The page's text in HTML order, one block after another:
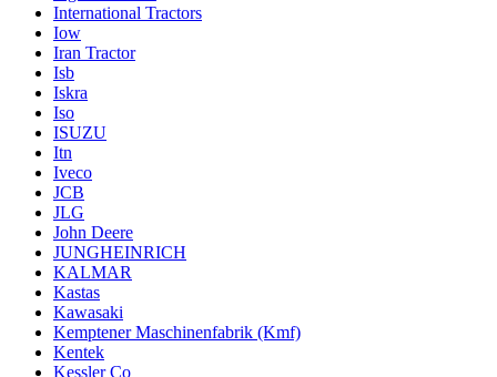
International Tractors
Iow
Iran Tractor
Isb
Iskra
Iso
ISUZU
Itn
Iveco
JCB
JLG
John Deere
JUNGHEINRICH
KALMAR
Kastas
Kawasaki
Kemptener Maschinenfabrik (Kmf)
Kentek
Kessler Co